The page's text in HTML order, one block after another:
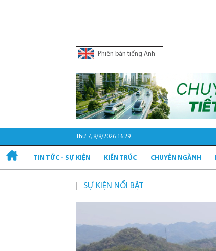
Phiên bản tiếng Anh
Thứ 7, 8/8/2026 16:29
TIN TỨC - SỰ KIỆN KIẾN TRÚC CHUYÊN NGÀNH
SỰ KIỆN NỔI BẬT